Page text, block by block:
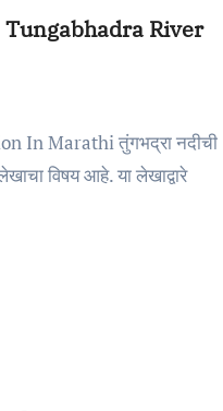
| Tungabhadra River
विषय आहे. या लेखाद्वारे